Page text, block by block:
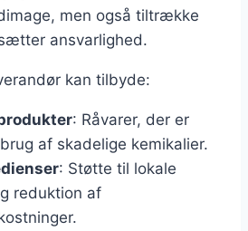
men også tiltrække
ansvarlighed.
kan tilbyde:
: Råvarer, der er
af skadelige kemikalier.
: Støtte til lokale
reduktion af